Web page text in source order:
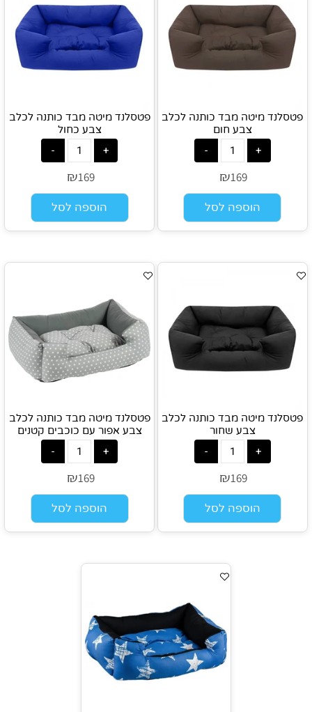
פטסלנד מיטה מבד כותנה לכלב
צבע חום
₪169
הוספה לסל
פטסלנד מיטה מבד כותנה לכלב
צבע כחול
₪169
הוספה לסל
פטסלנד מיטה מבד כותנה לכלב
צבע שחור
₪169
הוספה לסל
פטסלנד מיטה מבד כותנה לכלב
צבע אפור עם כוכבים קטנים
₪169
הוספה לסל